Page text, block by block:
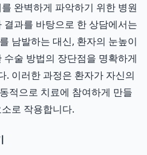
완벽하게 파악하기 위한 병원
과를 바탕으로 한 상담에서는
남발하는 대신, 환자의 눈높이
술 방법의 장단점을 명확하게
. 이러한 과정은 환자가 자신의
적으로 치료에 참여하게 만들
로 작용합니다.